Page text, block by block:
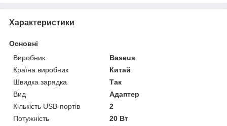
Характеристики
Основні
Виробник
Baseus
Країна виробник
Китай
Швидка зарядка
Так
Вид
Адаптер
Кількість USB-портів
2
Потужність
20 Вт